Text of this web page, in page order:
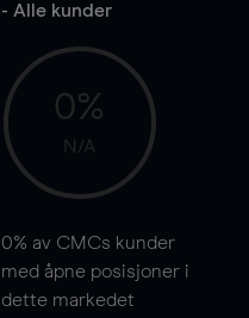
- Alle kunder
0%
N/A
0% av CMCs kunder
med åpne posisjoner i
dette markedet